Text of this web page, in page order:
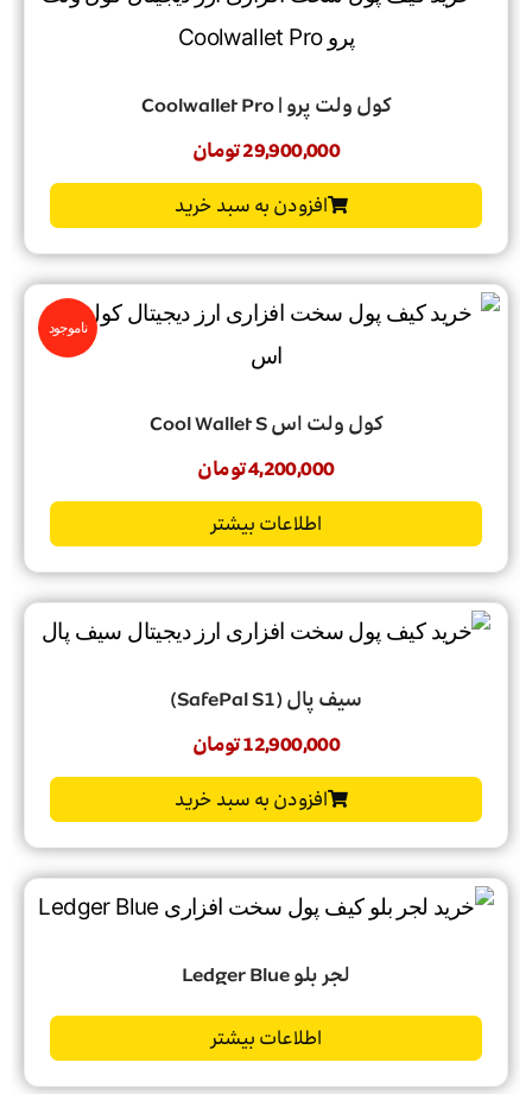
کول ولت پرو | Coolwallet Pro
29,900,000تومان
افزودن به سبد خرید
کول ولت اس Cool Wallet S
ناموجود
4,200,000تومان
اطلاعات بیشتر
سیف پال (SafePal S1)
12,900,000تومان
افزودن به سبد خرید
لجر بلو Ledger Blue
اطلاعات بیشتر